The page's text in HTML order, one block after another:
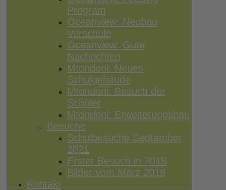
Program
Oceanview: Neubau
Vorschule
Oceanview: Gute
Nachrichten
Mtondoni: Neues
Schulgebäude
Mtondoni: Besuch der
Schüler
Mtondoni: Erweiterungsbau
Besuche
Schulbesuche September
2021
Erster Besuch in 2018
Bilder vom März 2018
Kontakt